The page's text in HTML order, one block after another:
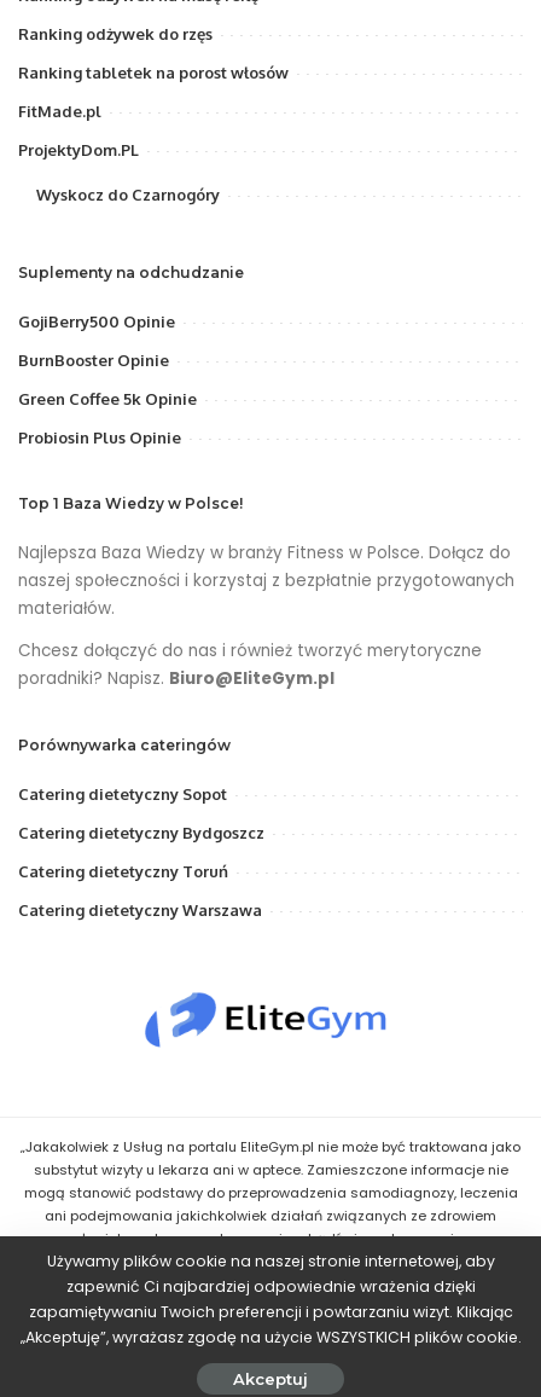
Ranking odżywek do rzęs
Ranking tabletek na porost włosów
FitMade.pl
ProjektyDom.PL
Wyskocz do Czarnogóry
Suplementy na odchudzanie
GojiBerry500 Opinie
BurnBooster Opinie
Green Coffee 5k Opinie
Probiosin Plus Opinie
Top 1 Baza Wiedzy w Polsce!
Najlepsza Baza Wiedzy w branży Fitness w Polsce. Dołącz do
naszej społeczności i korzystaj z bezpłatnie przygotowanych
materiałów.
Chcesz dołączyć do nas i również tworzyć merytoryczne
poradniki? Napisz. Biuro@EliteGym.pl
Porównywarka cateringów
Catering dietetyczny Sopot
Catering dietetyczny Bydgoszcz
Catering dietetyczny Toruń
Catering dietetyczny Warszawa
„Jakakolwiek z Usług na portalu EliteGym.pl nie może być traktowana jako
substytut wizyty u lekarza ani w aptece. Zamieszczone informacje nie
mogą stanowić podstawy do przeprowadzenia samodiagnozy, leczenia
ani podejmowania jakichkolwiek działań związanych ze zdrowiem
człowieka, w tym z zastosowaniem bądź niezastosowaniem
jakiegokolwiek Leku bądź innego środka. Wskazówki uzyskane przez
Użytkownika w ramach Usług mają jedynie charakter informacyjny i nie
powinny stanowić podstawy do podejmowania jakichkolwiek działań o
charakterze zdrowotnym, w szczególności zmiany terapii czy
©2023 ElieGym.pl
Używamy plików cookie na naszej stronie internetowej, aby
zapewnić Ci najbardziej odpowiednie wrażenia dzięki
zapamiętywaniu Twoich preferencji i powtarzaniu wizyt. Klikając
„Akceptuję”, wyrażasz zgodę na użycie WSZYSTKICH plików cookie.
Akceptuj